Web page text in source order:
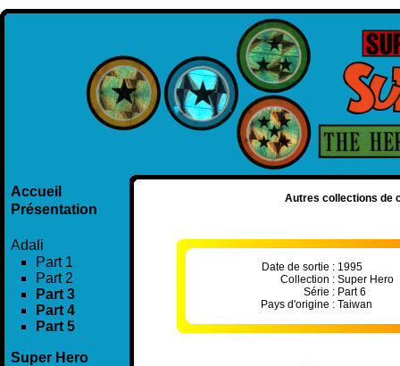
Accueil
Présentation
Adali
Part 1
Part 2
Part 3
Part 4
Part 5
Super Hero
Autres collections de
Date de sortie :
Collection :
Série :
Pays d'origine :
1995
Super Hero
Part 6
Taiwan